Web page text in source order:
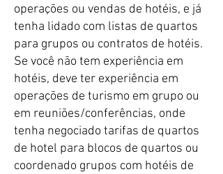
operações ou vendas de hotéis, e já
tenha lidado com listas de quartos
para grupos ou contratos de hotéis.
Se você não tem experiência em
hotéis, deve ter experiência em
operações de turismo em grupo ou
em reuniões/conferências, onde
tenha negociado tarifas de quartos
de hotel para blocos de quartos ou
coordenado grupos com hotéis de